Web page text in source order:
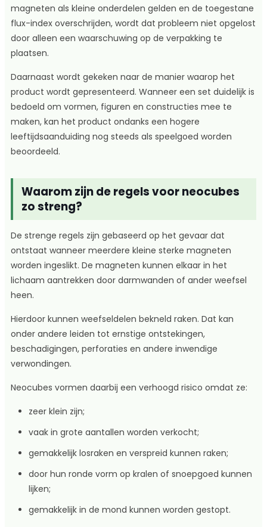
magneten als kleine onderdelen gelden en de toegestane
flux-index overschrijden, wordt dat probleem niet opgelost
door alleen een waarschuwing op de verpakking te
plaatsen.
Daarnaast wordt gekeken naar de manier waarop het
product wordt gepresenteerd. Wanneer een set duidelijk is
bedoeld om vormen, figuren en constructies mee te
maken, kan het product ondanks een hogere
leeftijdsaanduiding nog steeds als speelgoed worden
beoordeeld.
Waarom zijn de regels voor neocubes
zo streng?
De strenge regels zijn gebaseerd op het gevaar dat
ontstaat wanneer meerdere kleine sterke magneten
worden ingeslikt. De magneten kunnen elkaar in het
lichaam aantrekken door darmwanden of ander weefsel
heen.
Hierdoor kunnen weefseldelen bekneld raken. Dat kan
onder andere leiden tot ernstige ontstekingen,
beschadigingen, perforaties en andere inwendige
verwondingen.
Neocubes vormen daarbij een verhoogd risico omdat ze:
zeer klein zijn;
vaak in grote aantallen worden verkocht;
gemakkelijk losraken en verspreid kunnen raken;
door hun ronde vorm op kralen of snoepgoed kunnen
lijken;
gemakkelijk in de mond kunnen worden gestopt.